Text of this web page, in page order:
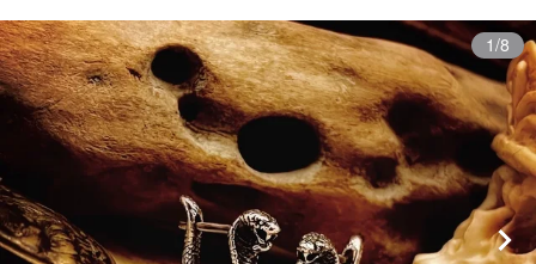
1/8